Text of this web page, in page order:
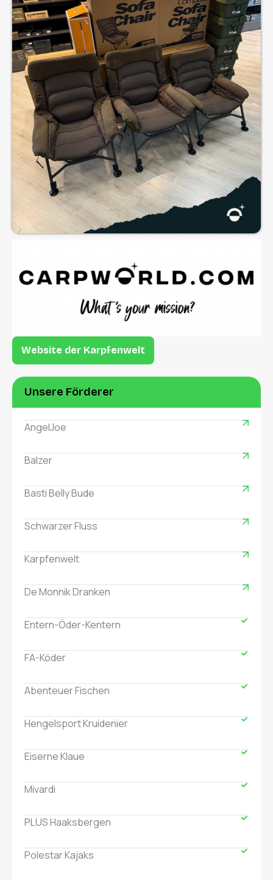
Unsere Förderer
AngelJoe
Balzer
Basti Belly Bude
Schwarzer Fluss
Karpfenwelt
De Monnik Dranken
Entern-Öder-Kentern
FA-Köder
Abenteuer Fischen
Hengelsport Kruidenier
Eiserne Klaue
Mivardi
PLUS Haaksbergen
Polestar Kajaks
Website der Karpfenwelt